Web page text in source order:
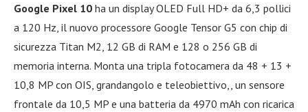
Google Pixel 10 ha un display OLED Full HD+ da 6,3 pollici
a 120 Hz, il nuovo processore Google Tensor G5 con chip di
sicurezza Titan M2, 12 GB di RAM e 128 o 256 GB di
memoria interna. Monta una tripla fotocamera da 48 + 13 +
10,8 MP con OIS, grandangolo e teleobiettivo,, un sensore
frontale da 10,5 MP e una batteria da 4970 mAh con ricarica